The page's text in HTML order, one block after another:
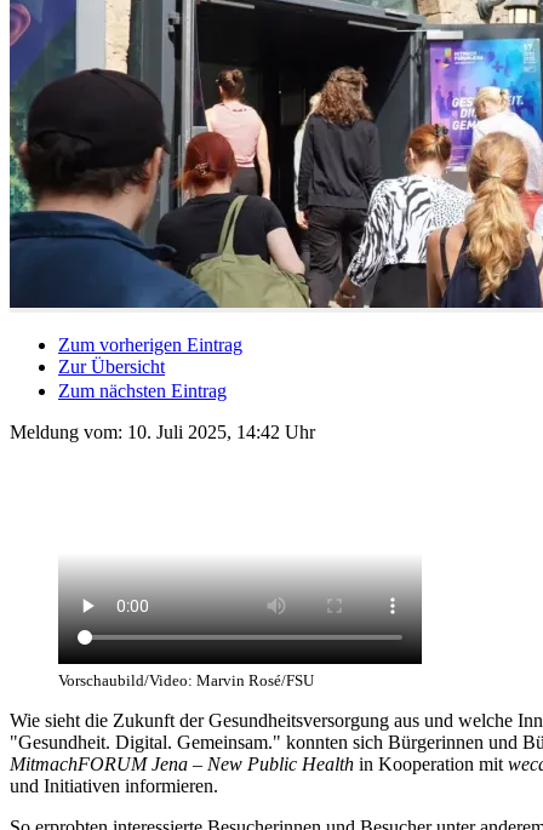
Zum vorherigen Eintrag
Zur Übersicht
Zum nächsten Eintrag
Meldung vom: 10. Juli 2025, 14:42 Uhr
Vorschaubild/Video: Marvin Rosé/FSU
Wie sieht die Zukunft der Gesundheitsversorgung aus und welche
"Gesundheit. Digital. Gemeinsam." konnten sich Bürgerinnen und
MitmachFORUM Jena – New Public Health in Kooperation mit
und Initiativen informieren.